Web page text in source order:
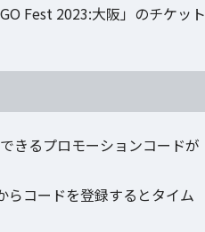
Fest 2023:大阪」のチケット
きるプロモーションコードが
らコードを登録するとタイム